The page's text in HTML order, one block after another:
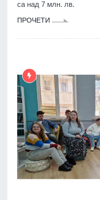
са над 7 млн. лв.
ПРОЧЕТИ